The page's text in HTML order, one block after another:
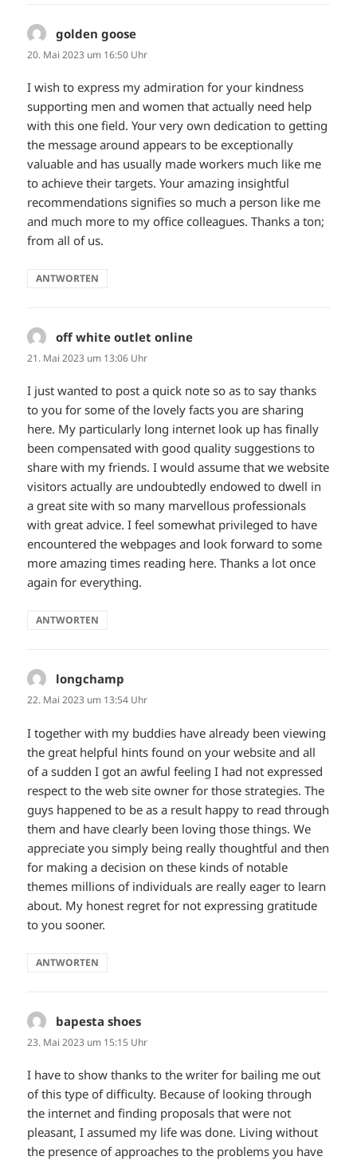
golden goose
20. Mai 2023 um 16:50 Uhr
I wish to express my admiration for your kindness
supporting men and women that actually need help
with this one field. Your very own dedication to getting
the message around appears to be exceptionally
valuable and has usually made workers much like me
to achieve their targets. Your amazing insightful
recommendations signifies so much a person like me
and much more to my office colleagues. Thanks a ton;
from all of us.
ANTWORTEN
off white outlet online
21. Mai 2023 um 13:06 Uhr
I just wanted to post a quick note so as to say thanks
to you for some of the lovely facts you are sharing
here. My particularly long internet look up has finally
been compensated with good quality suggestions to
share with my friends. I would assume that we website
visitors actually are undoubtedly endowed to dwell in
a great site with so many marvellous professionals
with great advice. I feel somewhat privileged to have
encountered the webpages and look forward to some
more amazing times reading here. Thanks a lot once
again for everything.
ANTWORTEN
longchamp
22. Mai 2023 um 13:54 Uhr
I together with my buddies have already been viewing
the great helpful hints found on your website and all
of a sudden I got an awful feeling I had not expressed
respect to the web site owner for those strategies. The
guys happened to be as a result happy to read through
them and have clearly been loving those things. We
appreciate you simply being really thoughtful and then
for making a decision on these kinds of notable
themes millions of individuals are really eager to learn
about. My honest regret for not expressing gratitude
to you sooner.
ANTWORTEN
bapesta shoes
23. Mai 2023 um 15:15 Uhr
I have to show thanks to the writer for bailing me out
of this type of difficulty. Because of looking through
the internet and finding proposals that were not
pleasant, I assumed my life was done. Living without
the presence of approaches to the problems you have